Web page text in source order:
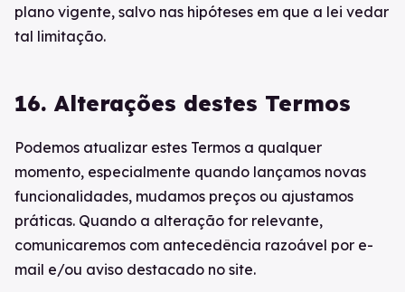
plano vigente, salvo nas hipóteses em que a lei vedar
tal limitação.
16. Alterações destes Termos
Podemos atualizar estes Termos a qualquer
momento, especialmente quando lançamos novas
funcionalidades, mudamos preços ou ajustamos
práticas. Quando a alteração for relevante,
comunicaremos com antecedência razoável por e-
mail e/ou aviso destacado no site.